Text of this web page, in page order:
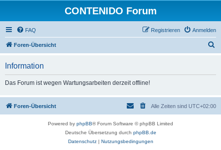
CONTENIDO Forum
FAQ Anmelden
Registrieren
Foren-Übersicht
Information
Das Forum ist wegen Wartungsarbeiten derzeit offline!
Foren-Übersicht Alle Zeiten sind UTC+02:00
Powered by phpBB® Forum Software © phpBB Limited
Deutsche Übersetzung durch phpBB.de
Datenschutz| Nutzungsbedingungen